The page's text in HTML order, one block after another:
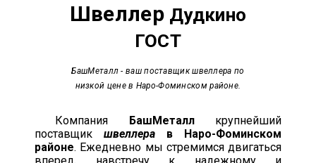
Швеллер Дудкино
ГОСТ
БашМеталл - ваш поставщик швеллера по
низкой цене в Наро-Фоминском районе.
Компания БашМеталлкрупнейший
поставщик швеллера в Наро-Фоминском
районе. Ежедневно мы стремимся двигаться
вперед, навстречу к надежному и